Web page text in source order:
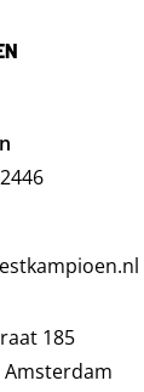
185
Amsterdam